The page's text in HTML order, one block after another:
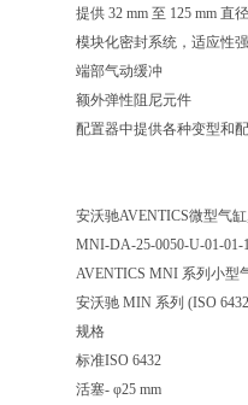
提供 32 mm 至 125 mm 直
模块化密封系统，适应性强
端部气动缓冲
额外弹性阻尼元件
配置器中提供各种变型和
安沃驰AVENTICS微型气
MNI-DA-25-0050-U-01-01-
AVENTICS MNI 系列小型
安沃驰 MIN 系列 (ISO
规格
标准ISO 6432
活塞- φ25 mm